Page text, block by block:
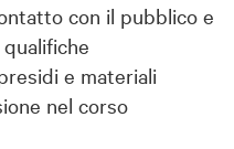
con il pubblico e
e materiali
nel corso